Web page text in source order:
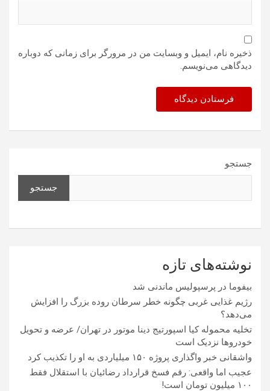
ذخیره نام، ایمیل و وبسایت من در مرورگر برای زمانی که دوباره
دیدگاهی می‌نویسم.
جستجو
جستجو
نوشته‌های تازه
بیفوما در پرسپولیس ماندنی شد
رژیم غذایی غربی چگونه خطر سرطان روده بزرگ را افزایش
می‌دهد؟
تخلیه محموله کیا اسپورتیج دینا موتور در تهران/ عرضه و تحویل
خودروها نزدیک است
واشقانی خبر واگذاری پروژه ۱۵۰ میلیاردی به او را تکذیب کرد
عجیب اما واقعی: رقم فسخ قرارداد رضائیان با استقلال فقط
۱۰۰ میلیون تومان است!